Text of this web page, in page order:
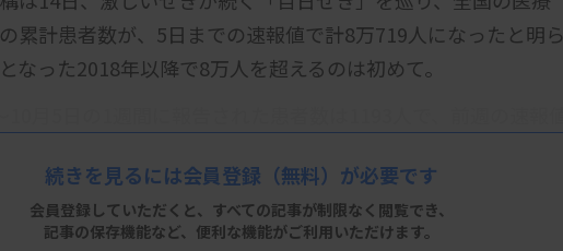
累計患者数が、5日までの速報値で計8万719人になったと明ら
なった2018年以降で8万人を超えるのは初めて。
ルス感染症の流行期に報告が減ったものの、コロナ対策緩和後
続きを見るには会員登録 （無料）が必要です
会員登録していただくと、すべての記事が制限なく閲覧でき、
記事の保存機能など、便利な機能がご利用いただけます。